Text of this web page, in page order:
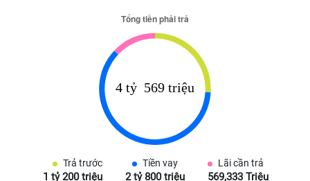
Trả trước
1 tỷ 200 triệu
Tiền vay
2 tỷ 800 triệu
Lãi cần trả
569,333 Triệu